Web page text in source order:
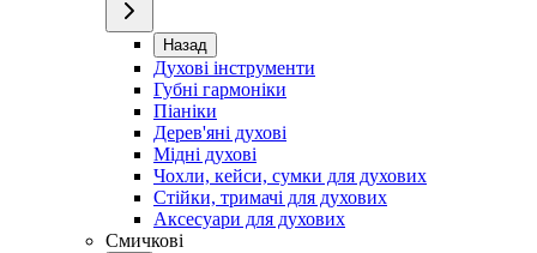
Назад
Духові інструменти
Губні гармоніки
Піаніки
Дерев'яні духові
Мідні духові
Чохли, кейси, сумки для духових
Стійки, тримачі для духових
Аксесуари для духових
Смичкові